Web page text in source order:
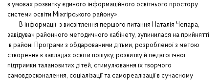
в умовах розвитку єдиного інформаційного освітнього простору
системи освіти Міжгірського району».
В інформації з висвітлення першого питання Наталія Чепара,
завідувач районного методичного кабінету, зупинилася на прийнятті
в районі Програми з обдарованими дітьми, розробленої з метою
створення в закладах освіти пошуку, розвитку й педагогічної
підтримки талановитих дітей, стимулювання їх творчого
самовдосконалення, соціалізації та самореалізації в сучасному